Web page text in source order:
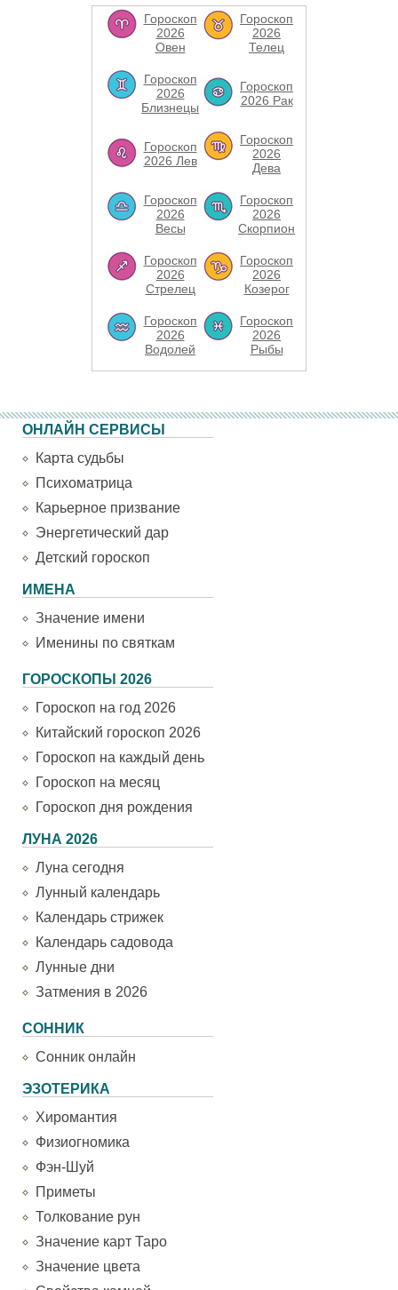
Гороскоп
2026
Овен
Гороскоп
2026
Телец
Гороскоп
2026
Близнецы
Гороскоп
2026 Рак
Гороскоп
2026 Лев
Гороскоп
2026
Дева
Гороскоп
2026
Весы
Гороскоп
2026
Скорпион
Гороскоп
2026
Стрелец
Гороскоп
2026
Козерог
Гороскоп
2026
Водолей
Гороскоп
2026
Рыбы
ОНЛАЙН СЕРВИСЫ
Карта судьбы
Психоматрица
Карьерное призвание
Энергетический дар
Детский гороскоп
ИМЕНА
Значение имени
Именины по святкам
ГОРОСКОПЫ 2026
Гороскоп на год 2026
Китайский гороскоп 2026
Гороскоп на каждый день
Гороскоп на месяц
Гороскоп дня рождения
ЛУНА 2026
Луна сегодня
Лунный календарь
Календарь стрижек
Календарь садовода
Лунные дни
Затмения в 2026
СОННИК
Сонник онлайн
ЭЗОТЕРИКА
Хиромантия
Физиогномика
Фэн-Шуй
Приметы
Толкование рун
Значение карт Таро
Значение цвета